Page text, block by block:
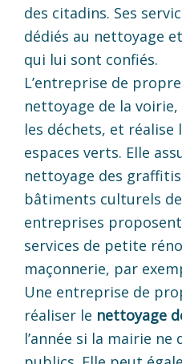
des citadins. Ses
dédiés au nettoyage
qui lui sont confiés.
L’entreprise de
nettoyage de la
les déchets, et réalise
espaces verts. Elle
nettoyage des
bâtiments culturels
entreprises
services de petite
maçonnerie, par
Une entreprise de
réaliser le nettoyage
l’année si la mairie ne